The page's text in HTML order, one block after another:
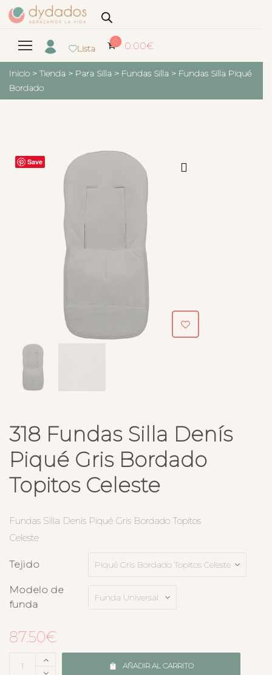
Lista
0 0.00€
Inicio > Tienda > Para Silla > Fundas Silla > Fundas Silla Piqué
Bordado
Save
318 Fundas Silla Denís
Piqué Gris Bordado
Topitos Celeste
Fundas Silla Denís Piqué Gris Bordado Topitos
Celeste
Tejido
Modelo de
funda
87.50€
AÑADIR AL CARRITO